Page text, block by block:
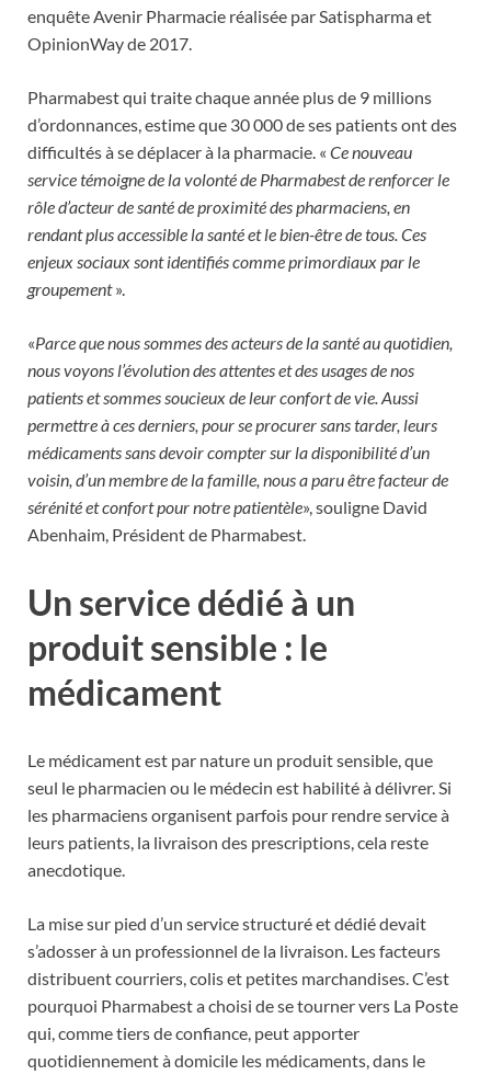
enquête Avenir Pharmacie réalisée par Satispharma et
OpinionWay de 2017.
Pharmabest qui traite chaque année plus de 9 millions
d’ordonnances, estime que 30 000 de ses patients ont des
difficultés à se déplacer à la pharmacie. « Ce nouveau
service témoigne de la volonté de Pharmabest de renforcer le
rôle d’acteur de santé de proximité des pharmaciens, en
rendant plus accessible la santé et le bien-être de tous. Ces
enjeux sociaux sont identifiés comme primordiaux par le
groupement».
«Parce que nous sommes des acteurs de la santé au quotidien,
nous voyons l’évolution des attentes et des usages de nos
patients et sommes soucieux de leur confort de vie. Aussi
permettre à ces derniers, pour se procurer sans tarder, leurs
médicaments sans devoir compter sur la disponibilité d’un
voisin, d’un membre de la famille, nous a paru être facteur de
sérénité et confort pour notre patientèle», souligne David
Abenhaim, Président de Pharmabest.
Un service dédié à un
produit sensible : le
médicament
Le médicament est par nature un produit sensible, que
seul le pharmacien ou le médecin est habilité à délivrer. Si
les pharmaciens organisent parfois pour rendre service à
leurs patients, la livraison des prescriptions, cela reste
anecdotique.
La mise sur pied d’un service structuré et dédié devait
s’adosser à un professionnel de la livraison. Les facteurs
distribuent courriers, colis et petites marchandises. C’est
pourquoi Pharmabest a choisi de se tourner vers La Poste
qui, comme tiers de confiance, peut apporter
quotidiennement à domicile les médicaments, dans le